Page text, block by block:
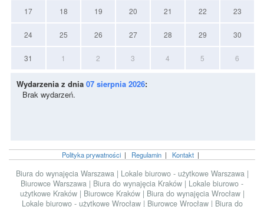
17 18 19 20 21 22 23
24 25 26 27 28 29 30
31 1 2 3 4 5 6
Wydarzenia z dnia 07 sierpnia 2026:
Brak wydarzeń.
Polityka prywatności| Regulamin| Kontakt|
Biura do wynajęcia Warszawa | Lokale biurowo - użytkowe Warszawa |
Biurowce Warszawa | Biura do wynajęcia Kraków | Lokale biurowo -
użytkowe Kraków | Biurowce Kraków | Biura do wynajęcia Wrocław |
Lokale biurowo - użytkowe Wrocław | Biurowce Wrocław | Biura do